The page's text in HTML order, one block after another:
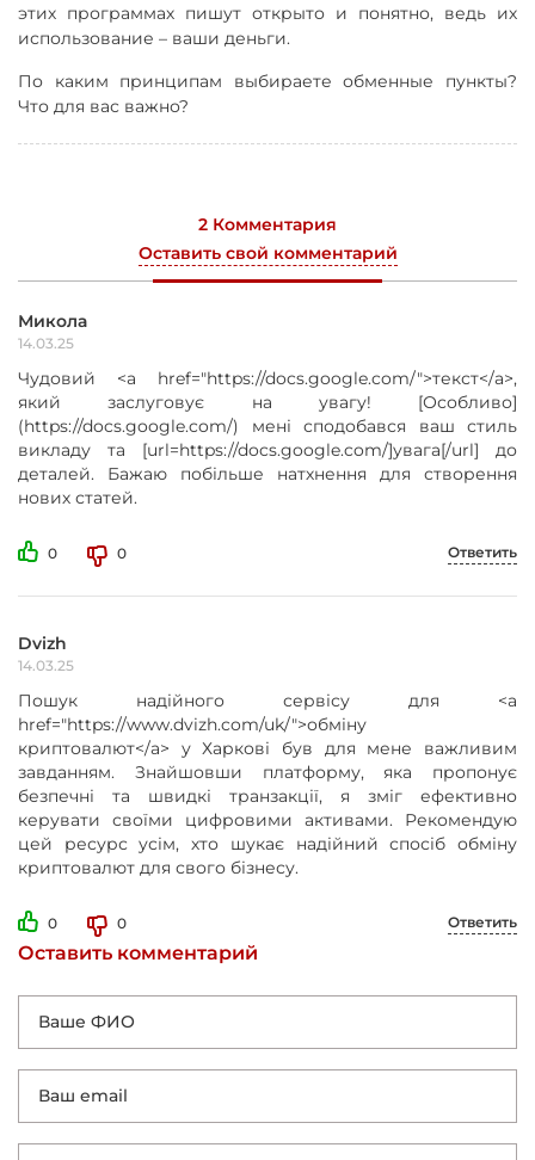
этих программах пишут открыто и понятно, ведь их
использование – ваши деньги.
По каким принципам выбираете обменные пункты?
Что для вас важно?
2 Комментария
Оставить свой комментарий
Микола
14.03.25
Чудовий <a href="https://docs.google.com/">текст</a>,
який заслуговує на увагу! [Особливо]
(https://docs.google.com/) мені сподобався ваш стиль
викладу та [url=https://docs.google.com/]увага[/url] до
деталей. Бажаю побільше натхнення для створення
нових статей.
0 0 Ответить
Dvizh
14.03.25
Пошук надійного сервісу для <a
href="https://www.dvizh.com/uk/">обміну
криптовалют</a> у Харкові був для мене важливим
завданням. Знайшовши платформу, яка пропонує
безпечні та швидкі транзакції, я зміг ефективно
керувати своїми цифровими активами. Рекомендую
цей ресурс усім, хто шукає надійний спосіб обміну
криптовалют для свого бізнесу.
0 0 Ответить
Оставить комментарий